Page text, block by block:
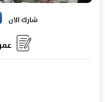
شارك الان